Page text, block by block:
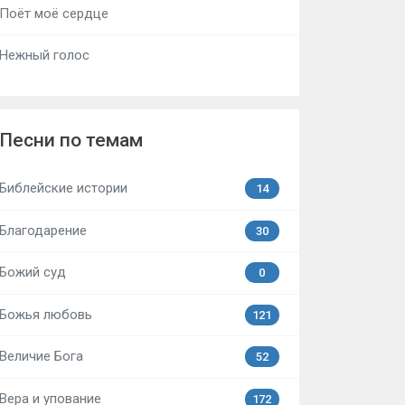
Поёт моё сердце
Нежный голос
Песни по темам
Библейские истории 14
Благодарение 30
Божий суд 0
Божья любовь 121
Величие Бога 52
Вера и упование 172